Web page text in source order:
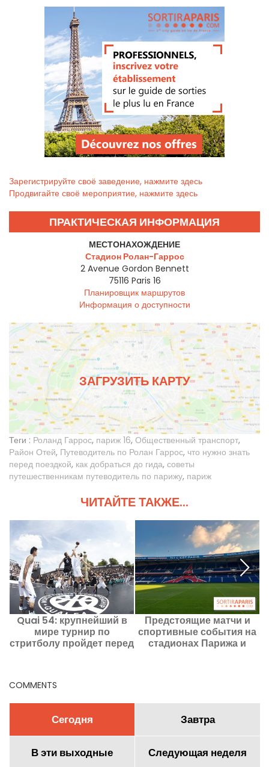
Зарегистрируйте своё заведение, нажмите здесь
Продвигайте своё мероприятие, нажмите здесь
ПРАКТИЧЕСКАЯ ИНФОРМАЦИЯ
МЕСТОНАХОЖДЕНИЕ
Стадион Ролан-Гаррос
2 Avenue Gordon Bennett
75116 Paris 16
Планировщик маршрутов
Информация о доступности
ЗАГРУЗИТЬ КАРТУ
Теги : Роланд Гаррос, париж 16, Общественный транспорт,
Район Отей, Путеводитель по Ролан Гаррос, что нужно знать
перед поездкой, как добраться до гида, советы
путешественникам путеводитель по парижу, париж
ЧИТАЙТЕ ТАКЖЕ...
Quai 54: крупнейший в
мире турнир по
стритболу пройдет перед
Предстоящие матчи и
спортивные события на
стадионах Парижа и
COMMENTS
Сегодня Завтра
В эти выходные Следующая неделя